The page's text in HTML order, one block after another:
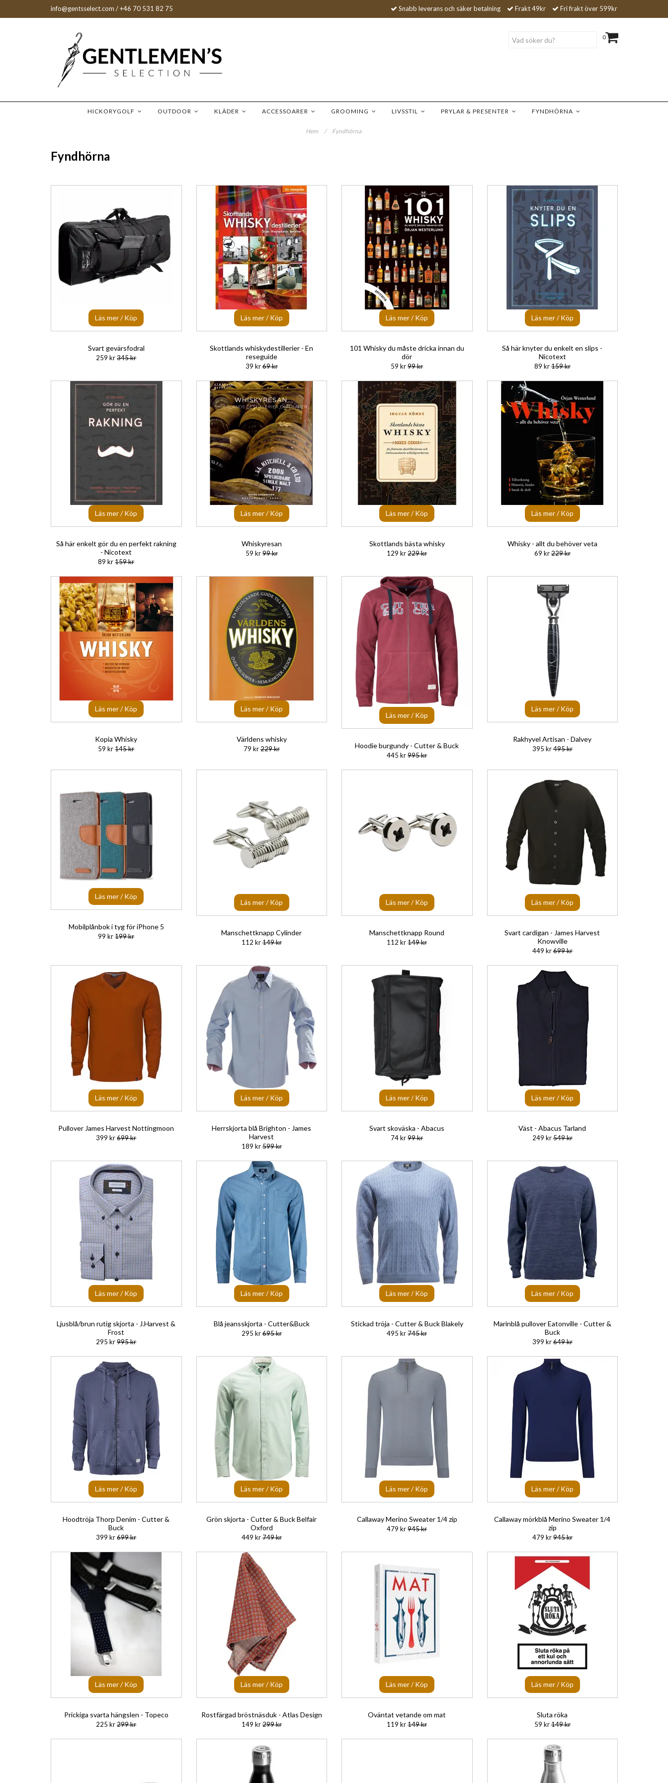
info@gentsselect.com / +46 70 531 82 75 Snabb leverans och säker betalning Frakt 49kr Fri frakt över 599kr
0
HICKORYGOLF OUTDOOR KLÄDER ACCESSOARER GROOMING LIVSSTIL PRYLAR & PRESENTER FYNDHÖRNA
Hem / Fyndhörna
Fyndhörna
Läs mer / Köp
Svart gevärsfodral
259 kr345 kr
Läs mer / Köp
Skottlands whiskydestillerier - En
reseguide
39 kr69 kr
Läs mer / Köp
101 Whisky du måste dricka innan du
dör
59 kr99 kr
Läs mer / Köp
Så här knyter du enkelt en slips -
Nicotext
89 kr159 kr
Läs mer / Köp
Så här enkelt gör du en perfekt rakning
- Nicotext
89 kr159 kr
Läs mer / Köp
Whiskyresan
59 kr99 kr
Läs mer / Köp
Skottlands bästa whisky
129 kr229 kr
Läs mer / Köp
Whisky - allt du behöver veta
69 kr229 kr
Läs mer / Köp
Kopia Whisky
59 kr145 kr
Läs mer / Köp
Världens whisky
79 kr229 kr
Läs mer / Köp
Hoodie burgundy - Cutter & Buck
445 kr995 kr
Läs mer / Köp
Rakhyvel Artisan - Dalvey
395 kr495 kr
Läs mer / Köp
Mobilplånbok i tyg för iPhone 5
99 kr199 kr
Läs mer / Köp
Manschettknapp Cylinder
112 kr149 kr
Läs mer / Köp
Manschettknapp Round
112 kr149 kr
Läs mer / Köp
Svart cardigan - James Harvest
Knowville
449 kr699 kr
Läs mer / Köp
Pullover James Harvest Nottingmoon
399 kr699 kr
Läs mer / Köp
Herrskjorta blå Brighton - James
Harvest
189 kr599 kr
Läs mer / Köp
Svart skoväska - Abacus
74 kr99 kr
Läs mer / Köp
Väst - Abacus Tarland
249 kr549 kr
Läs mer / Köp
Ljusblå/brun rutig skjorta - J.Harvest &
Frost
295 kr995 kr
Läs mer / Köp
Blå jeansskjorta - Cutter&Buck
295 kr695 kr
Läs mer / Köp
Stickad tröja - Cutter & Buck Blakely
495 kr745 kr
Läs mer / Köp
Marinblå pullover Eatonville - Cutter &
Buck
399 kr649 kr
Läs mer / Köp
Hoodtröja Thorp Denim - Cutter &
Buck
399 kr699 kr
Läs mer / Köp
Grön skjorta - Cutter & Buck Belfair
Oxford
449 kr749 kr
Läs mer / Köp
Callaway Merino Sweater 1/4 zip
479 kr945 kr
Läs mer / Köp
Callaway mörkblå Merino Sweater 1/4
zip
479 kr945 kr
Läs mer / Köp
Prickiga svarta hängslen - Topeco
225 kr299 kr
Läs mer / Köp
Rostfärgad bröstnäsduk - Atlas Design
149 kr299 kr
Läs mer / Köp
Oväntat vetande om mat
119 kr149 kr
Läs mer / Köp
Sluta röka
59 kr149 kr